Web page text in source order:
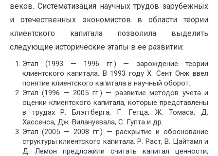
веков. Систематизация научных трудов зарубежных
и отечественных экономистов в области теории
клиентского капитала позволила выделить
следующие исторические этапы в ее развитии:
Этап (1993 — 1996 гг.) — зарождение теории
клиентского капитала. В 1993 году X. Сент Онж ввел
понятие клиентского капитала в научный оборот.
Этап (1996 — 2005 гг.) — развитие методов учета и
оценки клиентского капитала, которые представлены
в трудах Р. Блэттберга, Г. Гетца, Ж. Томаса, Д.
Хассенса, Дж. Вилануевала, С. Гупта и др.
Этап (2005 — 2008 гг.) — раскрытие и обоснование
структуры клиентского капитала. Р. Раст, В. Цайтамл и
Д. Лемон предложили считать капитал ценности,